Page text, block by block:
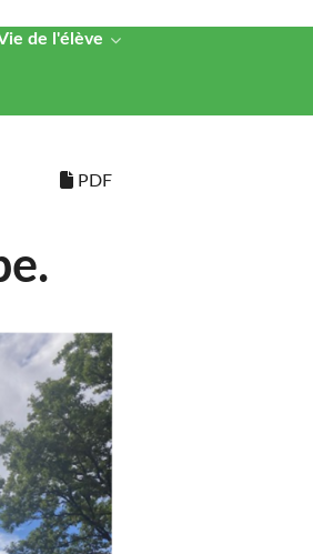
de l'élève
PDF